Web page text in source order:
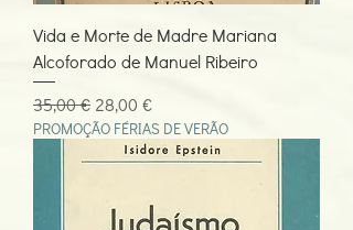
Vida e Morte de Madre Mariana
Alcoforado de Manuel Ribeiro
Preço normal
35,00 € Preço promocional
28,00 €
PROMOÇÃO FÉRIAS DE VERÃO